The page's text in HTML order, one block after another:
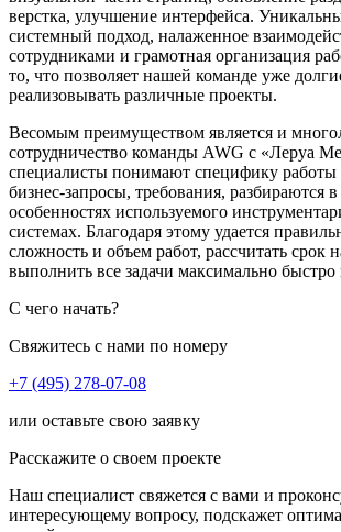
верстка, улучшение интерфейса.
системный подход, налаженное
сотрудниками и грамотная организация
то, что позволяет нашей команде уже
реализовывать различные проекты.
Весомым преимуществом является и
сотрудничество команды AWG с «Леруа
специалисты понимают специфику работы
бизнес-запросы, требования, разбираются
особенностях используемого
системах. Благодаря этому удается
сложность и объем работ, рассчитать срок
выполнить все задачи максимально
С чего начать?
Свяжитесь с нами по номеру
+7 (495) 278-07-08
или оставьте свою заявку
Расскажите о своем проекте
Наш специалист свяжется с вами и
интересующему вопросу, подскажет